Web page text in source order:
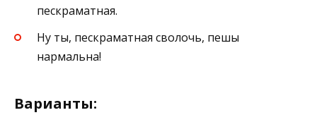
пескраматная.
Ну ты, пескраматная сволочь, пешы
нармальна!
Варианты: